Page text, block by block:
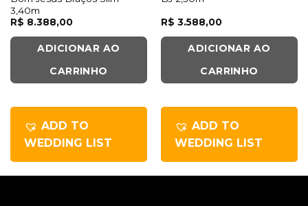
3,40m
R$ 8.388,00
ADICIONAR AO
CARRINHO
ADD TO
WEDDING LIST
R$ 3.588,00
ADICIONAR AO
CARRINHO
ADD TO
WEDDING LIST